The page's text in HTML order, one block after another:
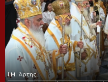
Ι.Μ. Άρτης